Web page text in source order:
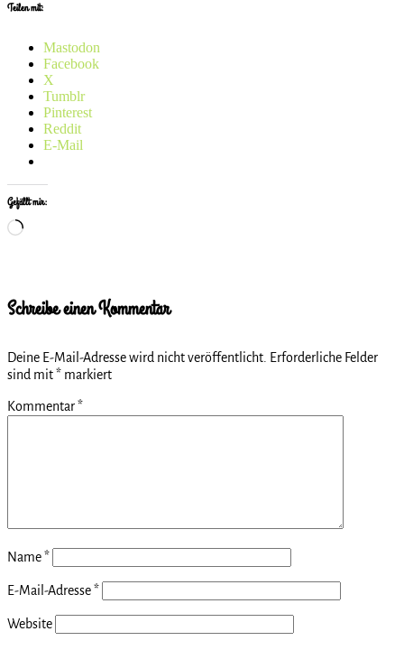
Teilen mit:
Mastodon
Facebook
X
Tumblr
Pinterest
Reddit
E-Mail
Gefällt mir:
Wird
Schreibe einen Kommentar
Deine E-Mail-Adresse wird nicht veröffentlicht. Erforderliche Felder
sind mit* markiert
Kommentar*
Name*
E-Mail-Adresse*
Website